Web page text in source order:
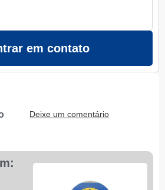
em contato
Deixe um comentário